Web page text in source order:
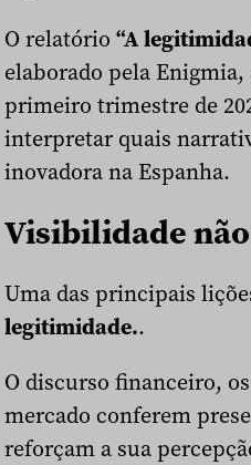
O relatório “A
elaborado pela
primeiro trimestre de
interpretar quais
inovadora na Espanha.
Visibilidade
Uma das principais
legitimidade..
O discurso financeiro,
mercado conferem
reforçam a sua